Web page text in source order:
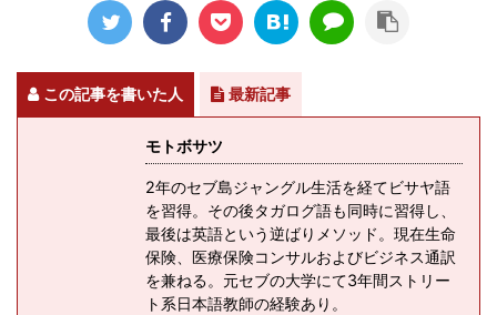
この記事を書いた人 最新記事
モトボサツ
2年のセブ島ジャングル生活を経てビサヤ語
を習得。その後タガログ語も同時に習得し、
最後は英語という逆ばりメソッド。現在生命
保険、医療保険コンサルおよびビジネス通訳
を兼ねる。元セブの大学にて3年間ストリー
ト系日本語教師の経験あり。